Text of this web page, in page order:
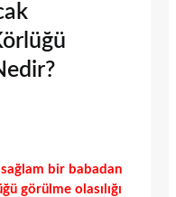
bir babadan
görülme olasılığı